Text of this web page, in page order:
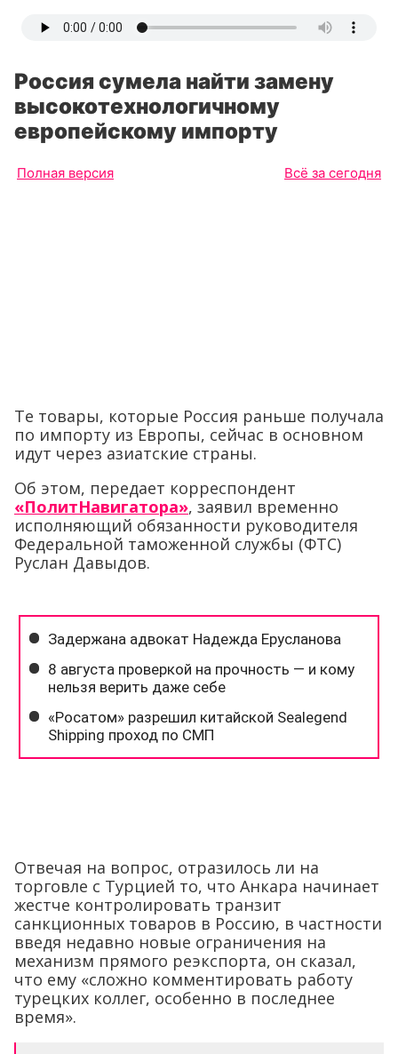
Россия сумела найти замену
высокотехнологичному
европейскому импорту
Полная версия Всё за сегодня
Те товары, которые Россия раньше получала
по импорту из Европы, сейчас в основном
идут через азиатские страны.
Об этом, передает корреспондент
«ПолитНавигатора», заявил временно
исполняющий обязанности руководителя
Федеральной таможенной службы (ФТС)
Руслан Давыдов.
Отвечая на вопрос, отразилось ли на
торговле с Турцией то, что Анкара начинает
жестче контролировать транзит
санкционных товаров в Россию, в частности
введя недавно новые ограничения на
механизм прямого реэкспорта, он сказал,
что ему «сложно комментировать работу
турецких коллег, особенно в последнее
время».